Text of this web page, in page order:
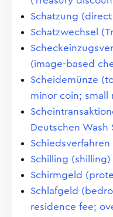
Schatzung
Schatzwechsel
(image-based
Scheidemünze
minor coin; small
Deutschen Wash
Schilling (shilling)
Schirmgeld
Schlafgeld
residence fee;